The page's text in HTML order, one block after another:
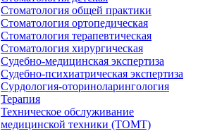
Стоматология общей практики
Стоматология ортопедическая
Стоматология терапевтическая
Стоматология хирургическая
Судебно-медицинская экспертиза
Судебно-психиатрическая экспертиза
Сурдология-оториноларингология
Терапия
Техническое обслуживание
медицинской техники (ТОМТ)